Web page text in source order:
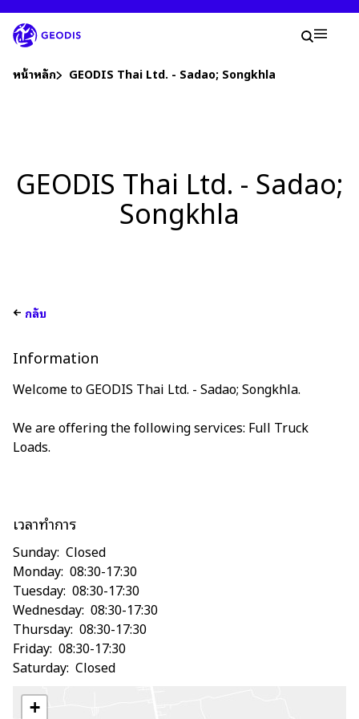
ไป
เนื้อหา
ห้องข่าว
ติดตามการจัดส่ง
เลือกประเทศและ ภาษา ของคุณ
Thailand - TH
การค้
ค้นหา
You are here :
หน้าหลัก GEODIS Thai Ltd. - Sadao; Songkhla
GEODIS Thai Ltd. - Sadao;
Songkhla
กลับ
Information
Welcome to GEODIS Thai Ltd. - Sadao; Songkhla.
We are offering the following services: Full Truck
Loads.
เวลาทำการ
Sunday: Closed
Monday: 08:30-17:30
Tuesday: 08:30-17:30
Wednesday: 08:30-17:30
Thursday: 08:30-17:30
Friday: 08:30-17:30
Saturday: Closed
+